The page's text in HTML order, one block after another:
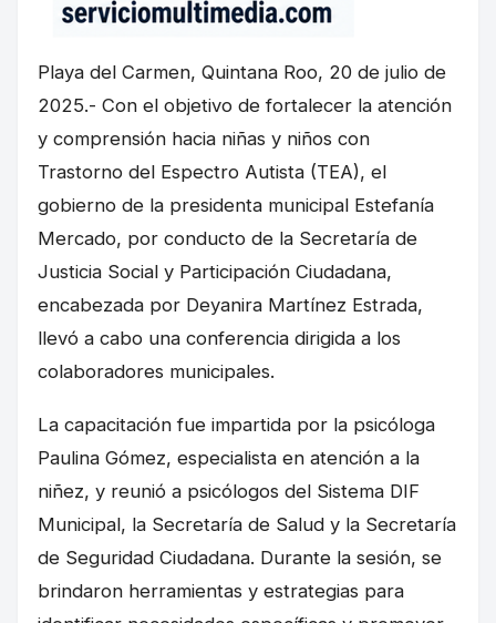
Playa del Carmen, Quintana Roo, 20 de julio de
2025.- Con el objetivo de fortalecer la atención
y comprensión hacia niñas y niños con
Trastorno del Espectro Autista (TEA), el
gobierno de la presidenta municipal Estefanía
Mercado, por conducto de la Secretaría de
Justicia Social y Participación Ciudadana,
encabezada por Deyanira Martínez Estrada,
llevó a cabo una conferencia dirigida a los
colaboradores municipales.
La capacitación fue impartida por la psicóloga
Paulina Gómez, especialista en atención a la
niñez, y reunió a psicólogos del Sistema DIF
Municipal, la Secretaría de Salud y la Secretaría
de Seguridad Ciudadana. Durante la sesión, se
brindaron herramientas y estrategias para